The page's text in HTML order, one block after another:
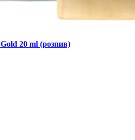
20 ml (розпив)